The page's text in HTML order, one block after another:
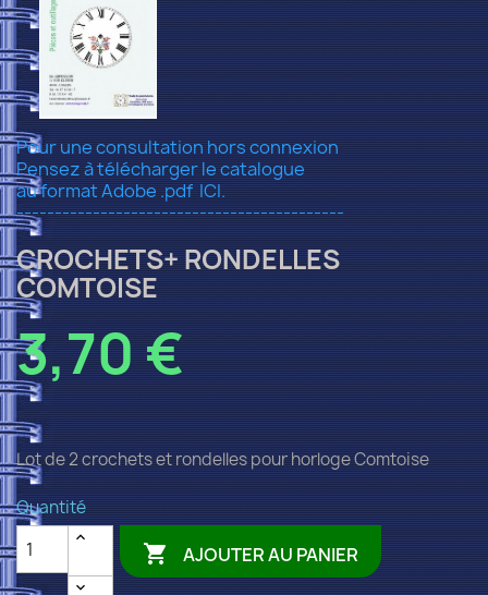
Pour une consultation hors connexion
Pensez à télécharger le catalogue
au format Adobe .pdfICI.
-------------------------------------------
CROCHETS+ RONDELLES
COMTOISE
3,70 €
Lot de 2 crochets et rondelles pour horloge Comtoise
Quantité
 AJOUTER AU PANIER